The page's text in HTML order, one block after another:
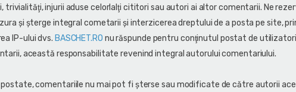
trivialităţi, injurii aduse celorlalţi cititori sau autori ai altor comentarii. Ne
și şterge integral cometarii și interzicerea dreptului de a posta pe site,
IP-ului dvs. BASCHET.RO nu răspunde pentru conţinutul postat de
această responsabilitate revenind integral autorului comentariului.
postate, comentariile nu mai pot fi șterse sau modificate de către autorii